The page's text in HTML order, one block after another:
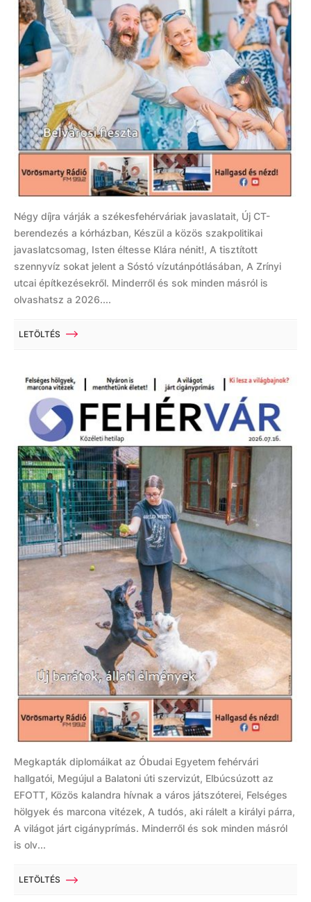
Négy díjra várják a székesfehérváriak javaslatait, Új CT-
berendezés a kórházban, Készül a közös szakpolitikai
javaslatcsomag, Isten éltesse Klára nénit!, A tisztított
szennyvíz sokat jelent a Sóstó vízutánpótlásában, A Zrínyi
utcai építkezésekről. Minderről és sok minden másról is
olvashatsz a 2026....
LETÖLTÉS
Megkapták diplomáikat az Óbudai Egyetem fehérvári
hallgatói, Megújul a Balatoni úti szervizút, Elbúcsúzott az
EFOTT, Közös kalandra hívnak a város játszóterei, Felséges
hölgyek és marcona vitézek, A tudós, aki rálelt a királyi párra,
A világot járt cigányprímás. Minderről és sok minden másról
is olv...
LETÖLTÉS